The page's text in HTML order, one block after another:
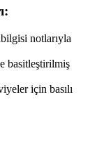
notlarıyla
basitleştirilmiş
için basılı